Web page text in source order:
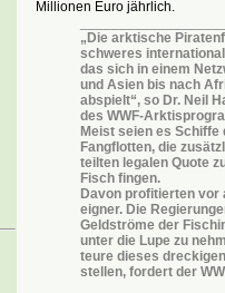
Millionen Euro jährlich.
„Die arktische
schweres
das sich in einem
und Asien bis nach
abspielt“, so Dr. Neil
des WWF-
Meist seien es Schiffe
Fangflotten, die
teilten legalen Quote
Fisch fingen.
Davon profitierten vor
eigner. Die
Geldströme der
unter die Lupe zu
teure dieses
stellen, fordert der